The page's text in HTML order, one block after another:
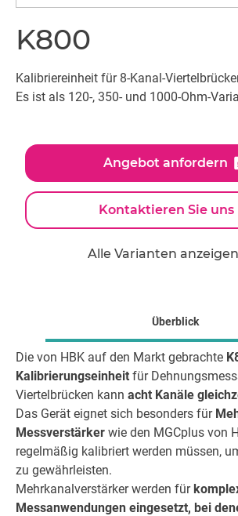
K800
Kalibriereinheit für 8-Kanal-
Es ist als 120-, 350- und 1000-Ohm-
Angebot anfordern
Kontaktieren Sie uns
Alle Varianten anzeigen
Überblick
Die von HBK auf den Markt gebrachte
Kalibrierungseinheit für
Viertelbrücken kann acht Kanäle
Das Gerät eignet sich besonders für
Messverstärker wie den MGCplus von
regelmäßig kalibriert werden müssen,
zu gewährleisten.
Mehrkanalverstärker werden für
Messanwendungen eingesetzt, bei